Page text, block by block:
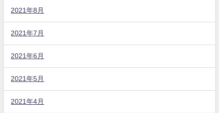
2021年8月
2021年7月
2021年6月
2021年5月
2021年4月